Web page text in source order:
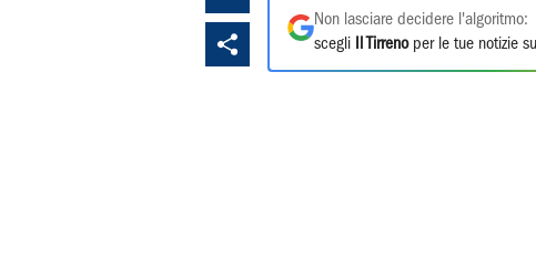
Non lasciare decidere l'algoritmo:
scegli
Il Tirrenoper le tue notizie